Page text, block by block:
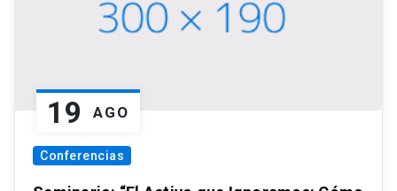
19 AGO
Conferencias